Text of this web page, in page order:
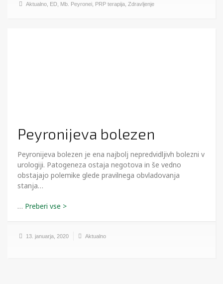
Aktualno ED Mb. Peyronei PRP terapija Zdravljenje
Peyronijeva bolezen
Peyronijeva bolezen je ena najbolj nepredvidljivh bolezni v
urologiji. Patogeneza ostaja negotova in še vedno
obstajajo polemike glede pravilnega obvladovanja
stanja…
…
13. januarja, 2020 Aktualno